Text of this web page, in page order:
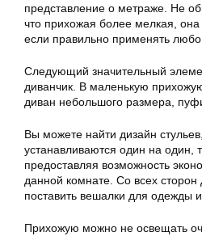
представление о метраже. Не
что прихожая более мелкая, она
если правильно применять
Следующий значительный
диванчик. В маленькую
диван небольшого размера,
Вы можете найти дизайн
устанавливаются один на один,
предоставляя возможность
данной комнате. Со всех
поставить вешалки для одежды и
Прихожую можно не освещать